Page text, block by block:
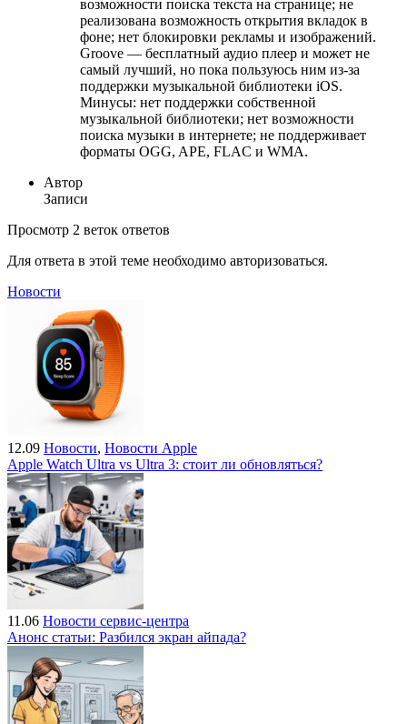
возможности поиска текста на странице; не
реализована возможность открытия вкладок в
фоне; нет блокировки рекламы и изображений.
Groove — бесплатный аудио плеер и может не
самый лучший, но пока пользуюсь ним из-за
поддержки музыкальной библиотеки iOS.
Минусы: нет поддержки собственной
музыкальной библиотеки; нет возможности
поиска музыки в интернете; не поддерживает
форматы OGG, APE, FLAC и WMA.
Автор
Записи
Просмотр 2 веток ответов
Для ответа в этой теме необходимо авторизоваться.
Новости
12.09 Новости, Новости Apple
Apple Watch Ultra vs Ultra 3: стоит ли обновляться?
11.06 Новости сервис-центра
Анонс статьи: Разбился экран айпада?